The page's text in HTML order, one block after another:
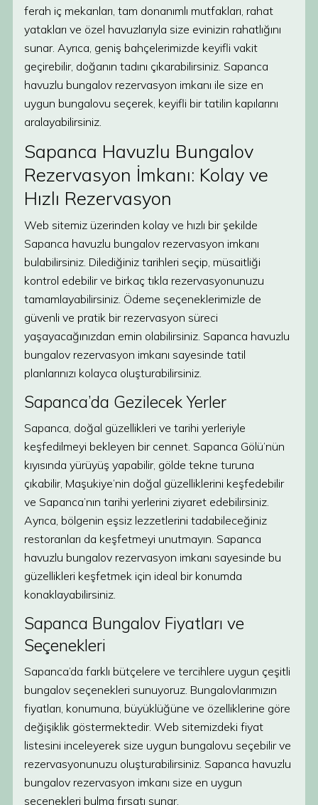
ferah iç mekanları, tam donanımlı mutfakları, rahat
yatakları ve özel havuzlarıyla size evinizin rahatlığını
sunar. Ayrıca, geniş bahçelerimizde keyifli vakit
geçirebilir, doğanın tadını çıkarabilirsiniz. Sapanca
havuzlu bungalov rezervasyon imkanı ile size en
uygun bungalovu seçerek, keyifli bir tatilin kapılarını
aralayabilirsiniz.
Sapanca Havuzlu Bungalov
Rezervasyon İmkanı: Kolay ve
Hızlı Rezervasyon
Web sitemiz üzerinden kolay ve hızlı bir şekilde
Sapanca havuzlu bungalov rezervasyon imkanı
bulabilirsiniz. Dilediğiniz tarihleri seçip, müsaitliği
kontrol edebilir ve birkaç tıkla rezervasyonunuzu
tamamlayabilirsiniz. Ödeme seçeneklerimizle de
güvenli ve pratik bir rezervasyon süreci
yaşayacağınızdan emin olabilirsiniz. Sapanca havuzlu
bungalov rezervasyon imkanı sayesinde tatil
planlarınızı kolayca oluşturabilirsiniz.
Sapanca’da Gezilecek Yerler
Sapanca, doğal güzellikleri ve tarihi yerleriyle
keşfedilmeyi bekleyen bir cennet. Sapanca Gölü’nün
kıyısında yürüyüş yapabilir, gölde tekne turuna
çıkabilir, Maşukiye’nin doğal güzelliklerini keşfedebilir
ve Sapanca’nın tarihi yerlerini ziyaret edebilirsiniz.
Ayrıca, bölgenin eşsiz lezzetlerini tadabileceğiniz
restoranları da keşfetmeyi unutmayın. Sapanca
havuzlu bungalov rezervasyon imkanı sayesinde bu
güzellikleri keşfetmek için ideal bir konumda
konaklayabilirsiniz.
Sapanca Bungalov Fiyatları ve
Seçenekleri
Sapanca’da farklı bütçelere ve tercihlere uygun çeşitli
bungalov seçenekleri sunuyoruz. Bungalovlarımızın
fiyatları, konumuna, büyüklüğüne ve özelliklerine göre
değişiklik göstermektedir. Web sitemizdeki fiyat
listesini inceleyerek size uygun bungalovu seçebilir ve
rezervasyonunuzu oluşturabilirsiniz. Sapanca havuzlu
bungalov rezervasyon imkanı size en uygun
seçenekleri bulma fırsatı sunar.